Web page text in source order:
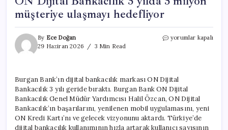
müşteriye ulaşmayı hedefliyor
By Ece Doğan
29 Haziran 2026
3 Min Read
ON
5
milyon
müşteriye
ulaşmayı
hedefliyor
yorumlar kapalı
Burgan Bank’ın dijital bankacılık markası ON Dijital
Bankacılık 3 yılı geride bıraktı. Burgan Bank ON Dijital
Bankacılık Genel Müdür Yardımcısı Halil Özcan, ON Dijital
Bankacılık’ın başarılarını, yenilenen mobil uygulamasını, yeni
ON Kredi Kartı’nı ve gelecek vizyonunu aktardı. Türkiye’de
dijital bankacılık kullanımının hızla artarak kullanıcı sayısının